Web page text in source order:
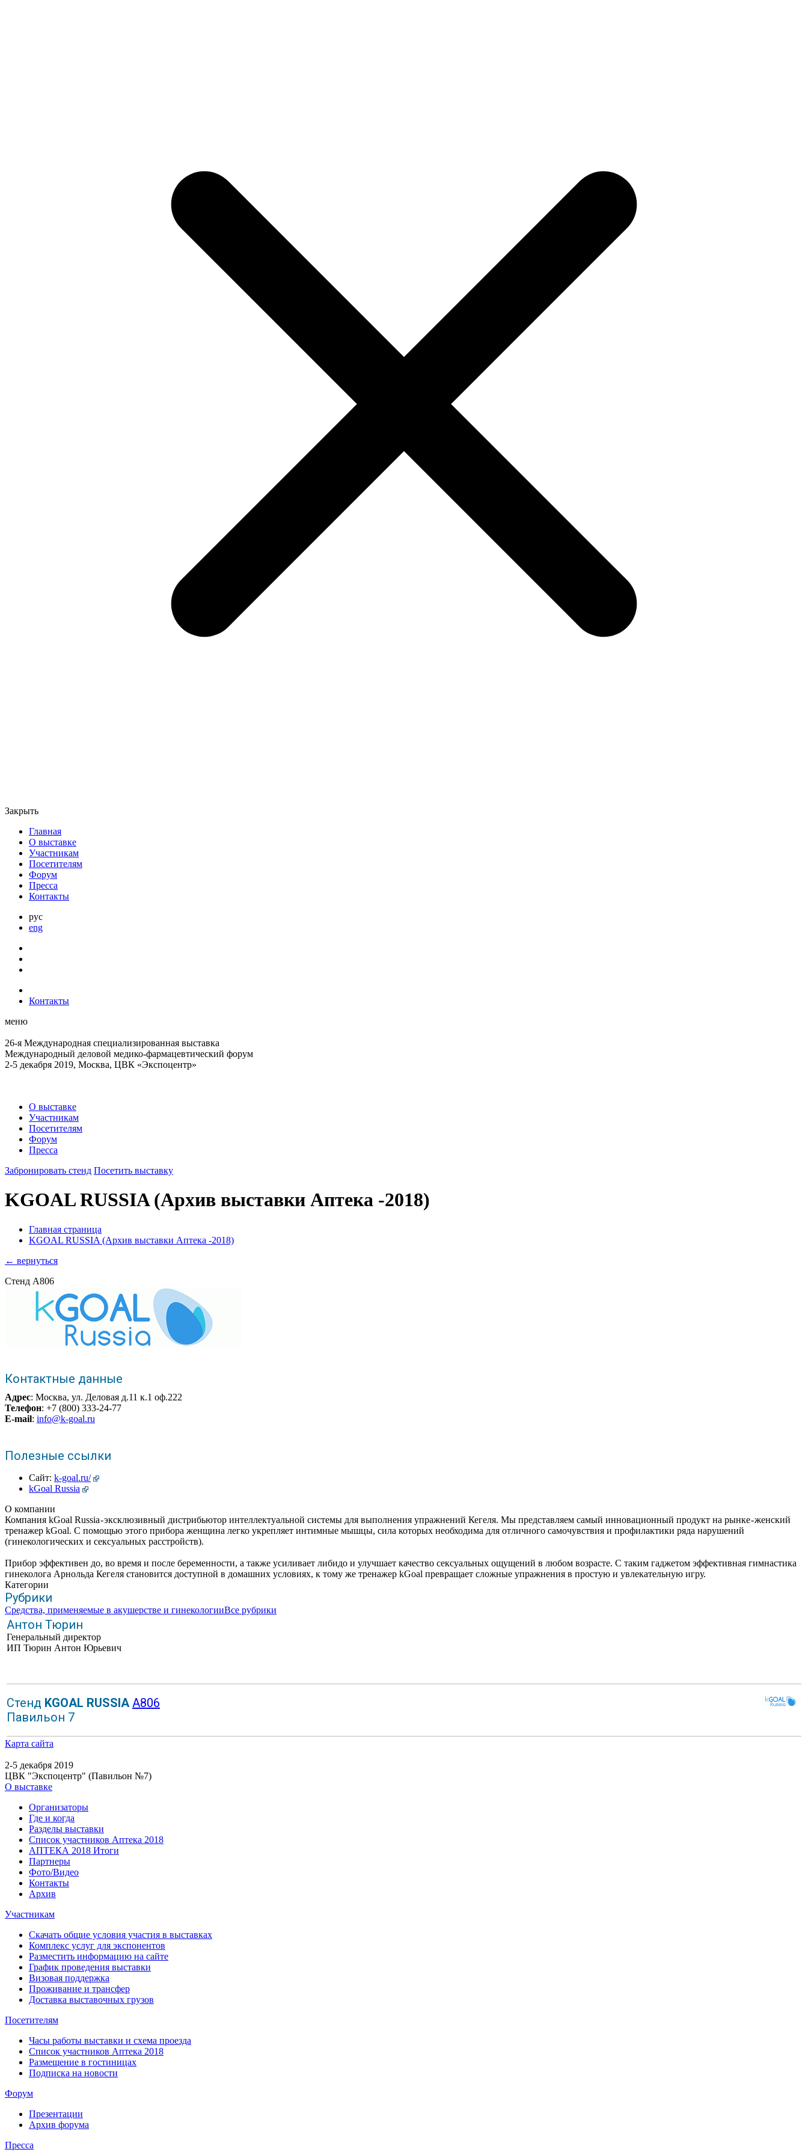
Закрыть
Главная
О выставке
Участникам
Посетителям
Форум
Пресса
Контакты
рус
eng
Контакты
меню
26-я Международная специализированная выставка
Международный деловой медико-фармацевтический форум
2-5 декабря 2019, Москва, ЦВК «Экспоцентр»
О выставке
Участникам
Посетителям
Форум
Пресса
Забронировать стенд Посетить выставку
KGOAL RUSSIA(Архив выставки Аптека -2018)
Главная страница
KGOAL RUSSIA (Архив выставки Аптека -2018)
← вернуться
Стенд A806
Контактные данные
Адрес: Москва, ул. Деловая д.11 к.1 оф.222
Телефон: +7 (800) 333-24-77
E-mail: info@k-goal.ru
Полезные ссылки
Сайт: k-goal.ru/
kGoal Russia
О компании
Компания kGoal Russia - эксклюзивный дистрибьютор интеллектуальной системы для выполнения упражнений Кегеля. Мы представляем самый инновационный продукт на рынке - женский
тренажер kGoal. С помощью этого прибора женщина легко укрепляет интимные мышцы, сила которых необходима для отличного самочувствия и профилактики ряда нарушений
(гинекологических и сексуальных расстройств).
Прибор эффективен до, во время и после беременности, а также усиливает либидо и улучшает качество сексуальных ощущений в любом возрасте. С таким гаджетом эффективная гимнастика
гинеколога Арнольда Кегеля становится доступной в домашних условиях, к тому же тренажер kGoal превращает сложные упражнения в простую и увлекательную игру.
Категории
Рубрики
Средства, применяемые в акушерстве и гинекологииВсе рубрики
Антон Тюрин
Генеральный директор
ИП Тюрин Антон Юрьевич
Стенд KGOAL RUSSIA A806
Павильон 7
Карта сайта
2-5 декабря 2019
ЦВК "Экспоцентр" (Павильон №7)
О выставке
Организаторы
Где и когда
Разделы выставки
Список участников Аптека 2018
АПТЕКА 2018 Итоги
Партнеры
Фото/Видео
Контакты
Архив
Участникам
Скачать общие условия участия в выставках
Комплекс услуг для экспонентов
Разместить информацию на сайте
График проведения выставки
Визовая поддержка
Проживание и трансфер
Доставка выставочных грузов
Посетителям
Часы работы выставки и схема проезда
Список участников Аптека 2018
Размещение в гостиницах
Подписка на новости
Форум
Презентации
Архив форума
Пресса